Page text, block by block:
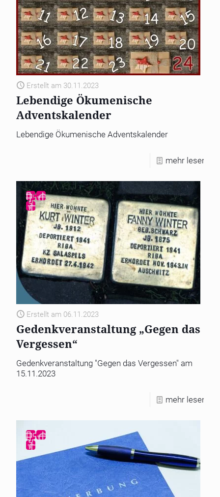
Erstellt am 30.11.2023
Lebendige Ökumenische
Adventskalender
Lebendige Ökumenische Adventskalender
mehr lesen
Erstellt am 06.11.2023
Gedenkveranstaltung „Gegen das
Vergessen“
Gedenkveranstaltung "Gegen das Vergessen" am
15.11.2023
mehr lesen